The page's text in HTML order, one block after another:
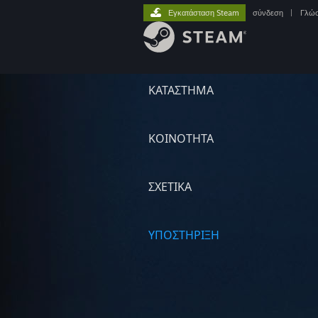
ΚΑΤΑΣΤΗΜΑ
ΚΟΙΝΟΤΗΤΑ
ΣΧΕΤΙΚΆ
ΥΠΟΣΤΗΡΙΞΗ
Εγκατάσταση Steam σύνδεση